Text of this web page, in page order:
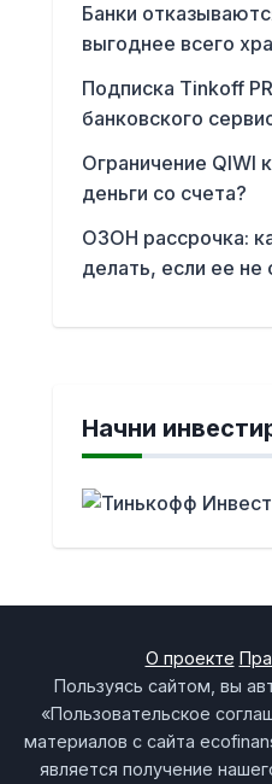
Банки
выгоднее всего
Подписка Tinkoff
банковского
Ограничение QIWI
деньги со счета?
ОЗОН рассрочка:
делать, если ее
Начни
О проекте
Пользуясь сайтом, вы
«Пользовательское
материалов с сайта
является получение